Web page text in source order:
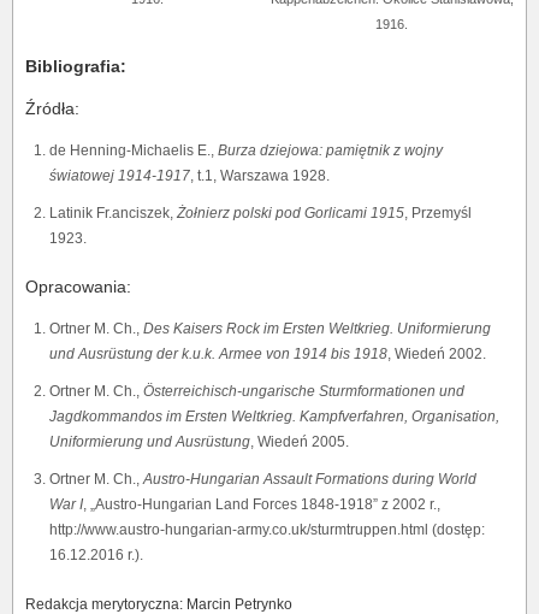
1916.
Bibliografia:
Źródła:
de Henning-Michaelis E., Burza dziejowa: pamiętnik z wojny
światowej 1914-1917, t.1, Warszawa 1928.
Latinik Fr.anciszek, Żołnierz polski pod Gorlicami 1915, Przemyśl
1923.
Opracowania:
Ortner M. Ch., Des Kaisers Rock im Ersten Weltkrieg. Uniformierung
und Ausrüstung der k.u.k. Armee von 1914 bis 1918, Wiedeń 2002.
Ortner M. Ch., Österreichisch-ungarische Sturmformationen und
Jagdkommandos im Ersten Weltkrieg. Kampfverfahren, Organisation,
Uniformierung und Ausrüstung, Wiedeń 2005.
Ortner M. Ch.,Austro-Hungarian Assault Formations during World
War I, „Austro-Hungarian Land Forces 1848-1918” z 2002 r.,
http://www.austro-hungarian-army.co.uk/sturmtruppen.html (dostęp:
16.12.2016 r.).
Redakcja merytoryczna: Marcin Petrynko